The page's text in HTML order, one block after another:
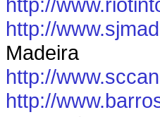
http://
Madeira
http://
http://